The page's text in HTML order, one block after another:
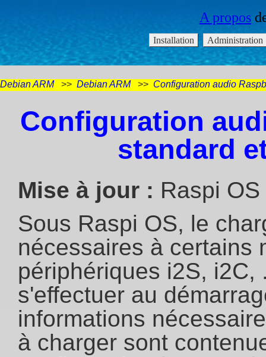
Debian ARM>> Debian ARM>> Configuration audio
Configuration
standard
Mise à jour : Raspi
Sous Raspi OS, le
nécessaires à certains
périphériques i2S,
s'effectuer au
informations
à charger sont